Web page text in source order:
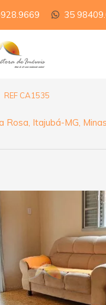
35
REF CA1535
Rosa, Itajubá-MG,